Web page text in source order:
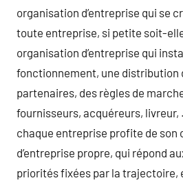
organisation d’entreprise qui se
toute entreprise, si petite soit-
organisation d’entreprise qui
fonctionnement, une distribution
partenaires, des règles de
fournisseurs, acquéreurs,
chaque entreprise profite de son
d’entreprise propre, qui répond
priorités fixées par la trajectoire,